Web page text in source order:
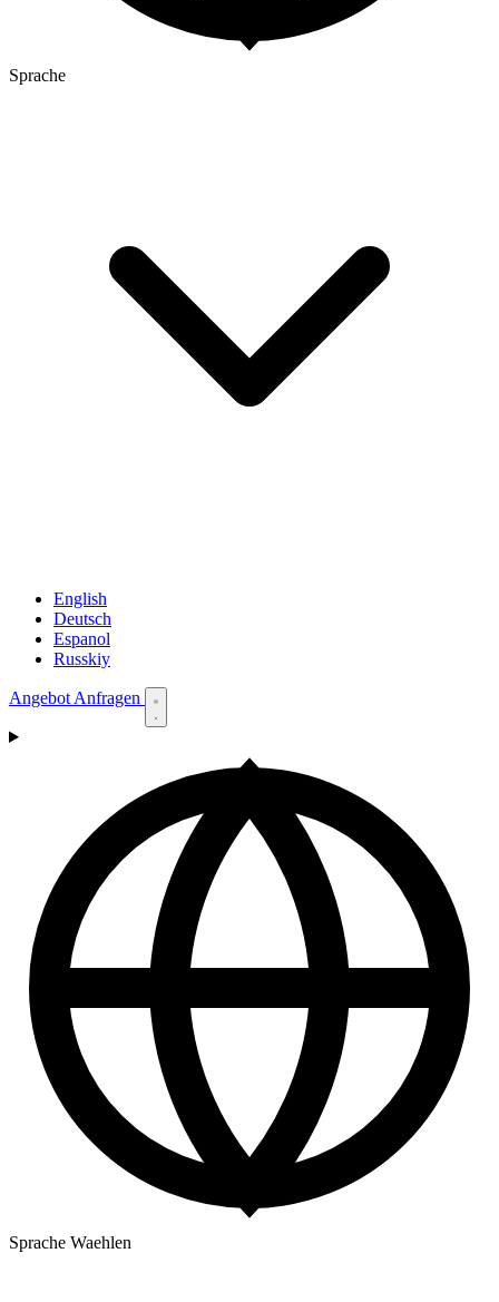
Sprache
English
Deutsch
Espanol
Russkiy
Angebot Anfragen
Sprache Waehlen